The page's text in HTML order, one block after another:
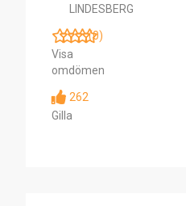
LINDESBERG
(0)
Visa
omdömen
262
Gilla